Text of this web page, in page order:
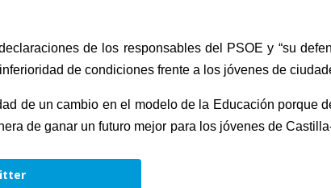
de los responsables del PSOE y “su
de condiciones frente a los jóvenes de
de un cambio en el modelo de la Educación porque
de ganar un futuro mejor para los jóvenes de